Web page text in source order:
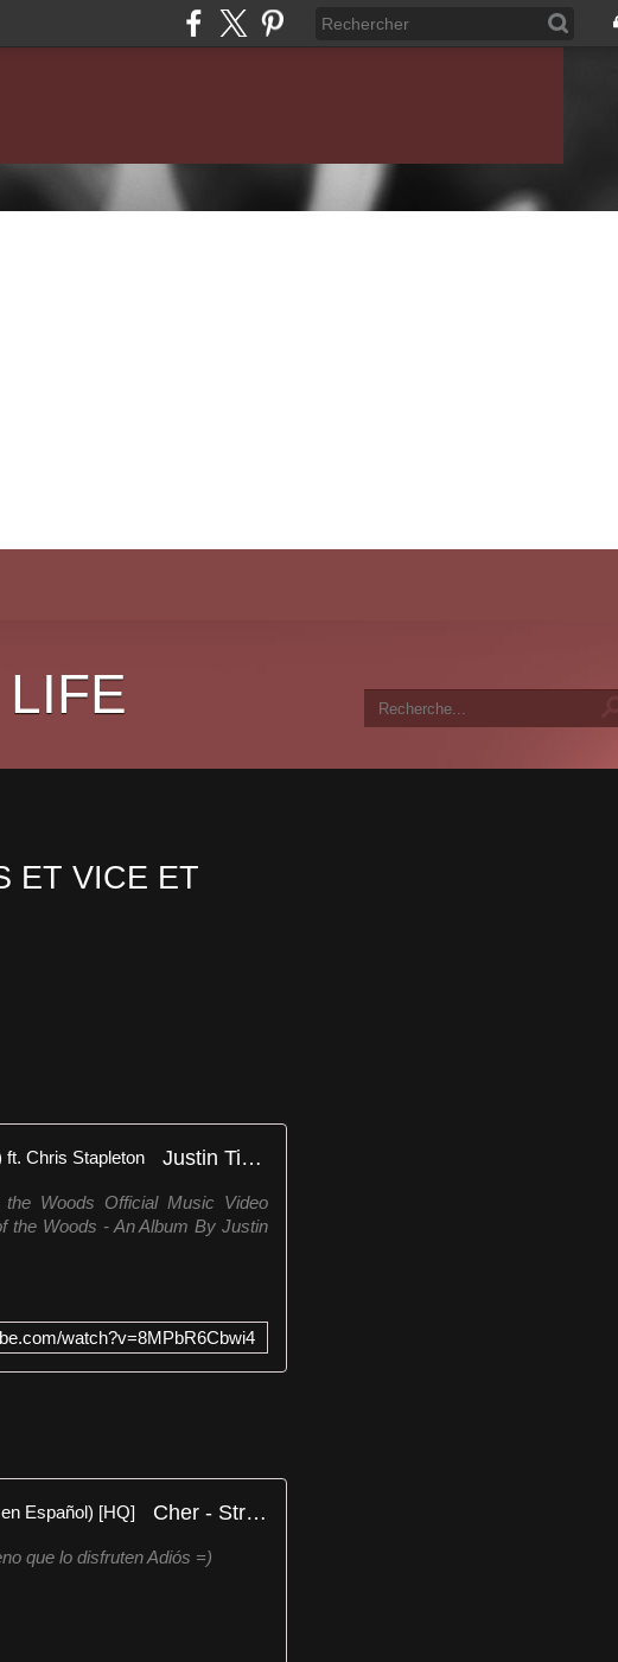
ET VICE ET
Justin Timberlake - Say Something (Official Video) ft. Chris Stapleton
Woods Official Music Video
the Woods - An Album By Justin
watch?v=8MPbR6Cbwi4
Cher - Strong Enough "Video Official" (Subtitulada en Español) [HQ]
que lo disfruten Adiós =)